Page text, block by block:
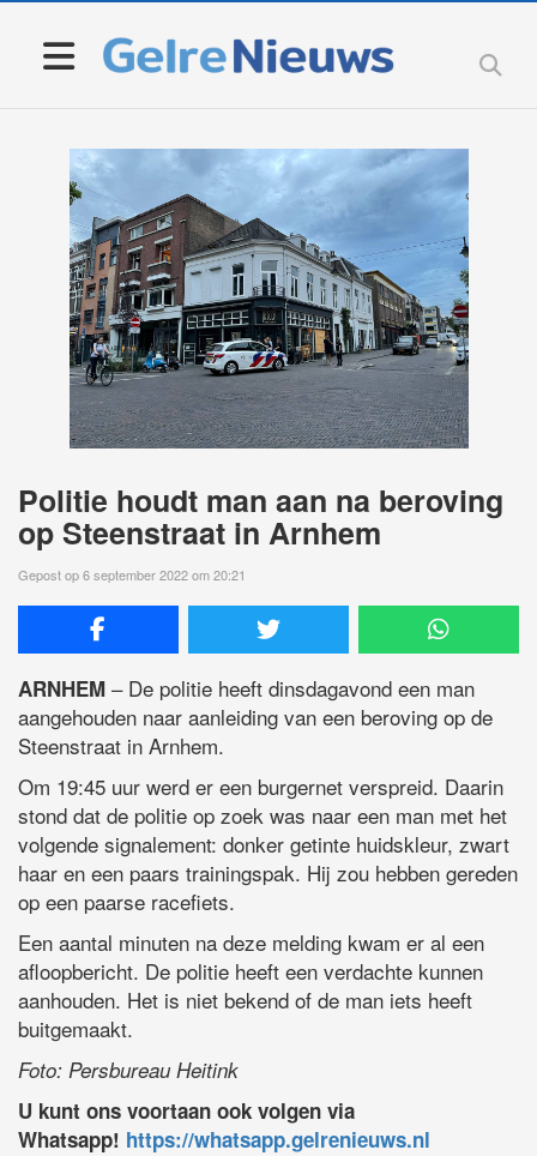
Politie houdt man aan na beroving
op Steenstraat in Arnhem
Gepost op 6 september 2022 om 20:21
ARNHEM – De politie heeft dinsdagavond een man
aangehouden naar aanleiding van een beroving op de
Steenstraat in Arnhem.
Om 19:45 uur werd er een burgernet verspreid. Daarin
stond dat de politie op zoek was naar een man met het
volgende signalement: donker getinte huidskleur, zwart
haar en een paars trainingspak. Hij zou hebben gereden
op een paarse racefiets.
Een aantal minuten na deze melding kwam er al een
afloopbericht. De politie heeft een verdachte kunnen
aanhouden. Het is niet bekend of de man iets heeft
buitgemaakt.
Foto: Persbureau Heitink
U kunt ons voortaan ook volgen via
Whatsapp! https://whatsapp.gelrenieuws.nl